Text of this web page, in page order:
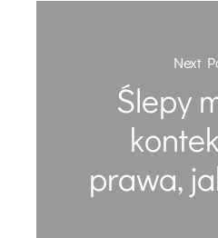
Next
Ślepy
prawa,